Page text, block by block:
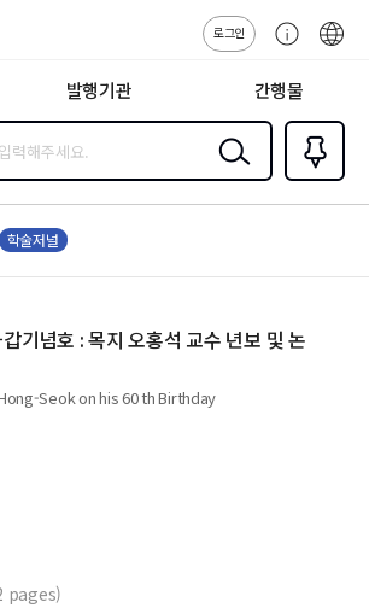
로그인
센
발행기관 간행물
검색
즐겨찾
기0
학술저널
기념호 : 목지 오홍석 교수 년보 및 논
Seok on his 60 th Birthday
pages)